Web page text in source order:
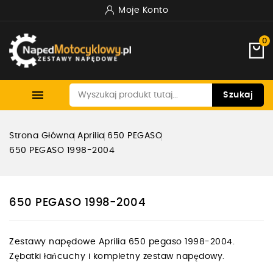
Moje Konto
0
 Szukaj
Strona Główna Aprilia 650 PEGASO
650 PEGASO 1998-2004
650 PEGASO 1998-2004
Zestawy napędowe Aprilia 650 pegaso 1998-2004.
Zębatki łańcuchy i kompletny zestaw napędowy.